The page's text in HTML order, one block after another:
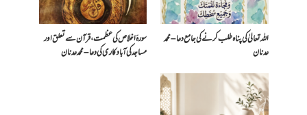
اللہ تعالیٰ کی پناہ طلب کرنے کی جامع دعا – محمد
عدنان
سورۂ اخلاص کی عظمت، قرآن سے تعلق اور
مساجد کی آبادکاری کی دعا – محمد عدنان